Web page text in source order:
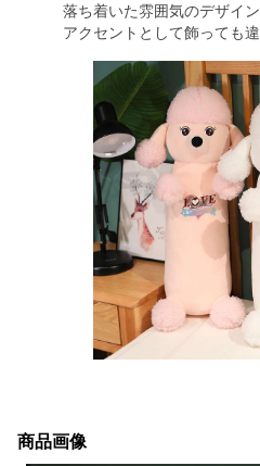
落ち着いた雰囲気のデザイ
アクセントとして飾っても
商品画像